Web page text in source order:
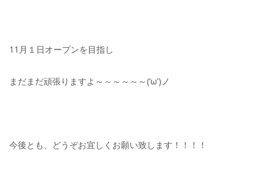
11月１日オープンを目指し
まだまだ頑張りますよ～～～～～～(‘ω’)ノ
今後とも、どうぞお宜しくお願い致します！！！！